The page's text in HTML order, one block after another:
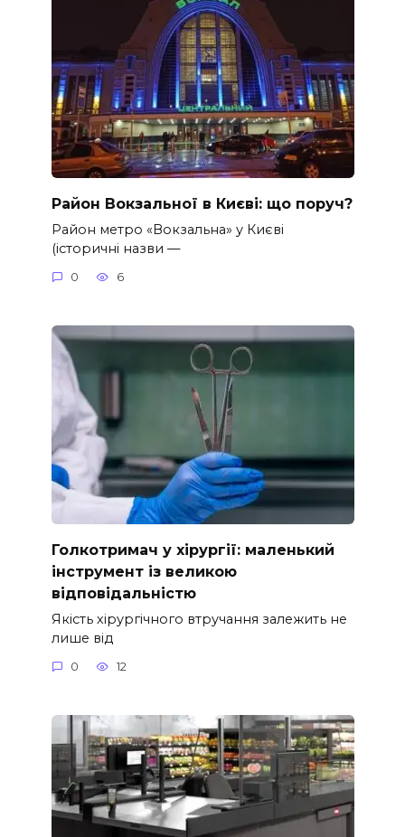
Район Вокзальної в Києві: що поруч?
Район метро «Вокзальна» у Києві
(історичні назви —
0 6
Голкотримач у хірургії: маленький
інструмент із великою
відповідальністю
Якість хірургічного втручання залежить не
лише від
0 12